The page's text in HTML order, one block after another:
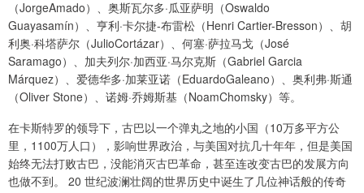
（JorgeAmado）、奥斯瓦尔多·瓜亚萨明（Oswaldo
Guayasamín）、亨利·卡尔捷-布雷松（Henri Cartier-Bresson）、胡
利奥·科塔萨尔（JulioCortázar）、何塞·萨拉马戈（José
Saramago）、加夫列尔·加西亚·马尔克斯（Gabriel Garcia
Márquez）、爱德华多·加莱亚诺（EduardoGaleano）、奥利弗·斯通
（Oliver Stone）、诺姆·乔姆斯基（NoamChomsky）等。
在卡斯特罗的领导下，古巴以一个弹丸之地的小国（10万多平方公
里，1100万人口），影响世界政治，与美国对抗几十年年，但是美国
始终无法打败古巴，没能消灭古巴革命，甚至连改变古巴的发展方向
也做不到。 20 世纪波澜壮阔的世界历史中诞生了几位神话般的传奇